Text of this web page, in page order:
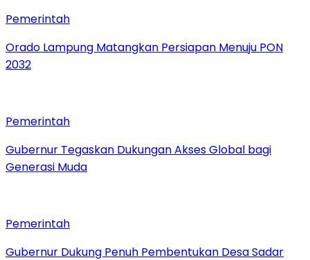
Pemerintah
Orado Lampung Matangkan Persiapan Menuju PON
2032
Pemerintah
Gubernur Tegaskan Dukungan Akses Global bagi
Generasi Muda
Pemerintah
Gubernur Dukung Penuh Pembentukan Desa Sadar